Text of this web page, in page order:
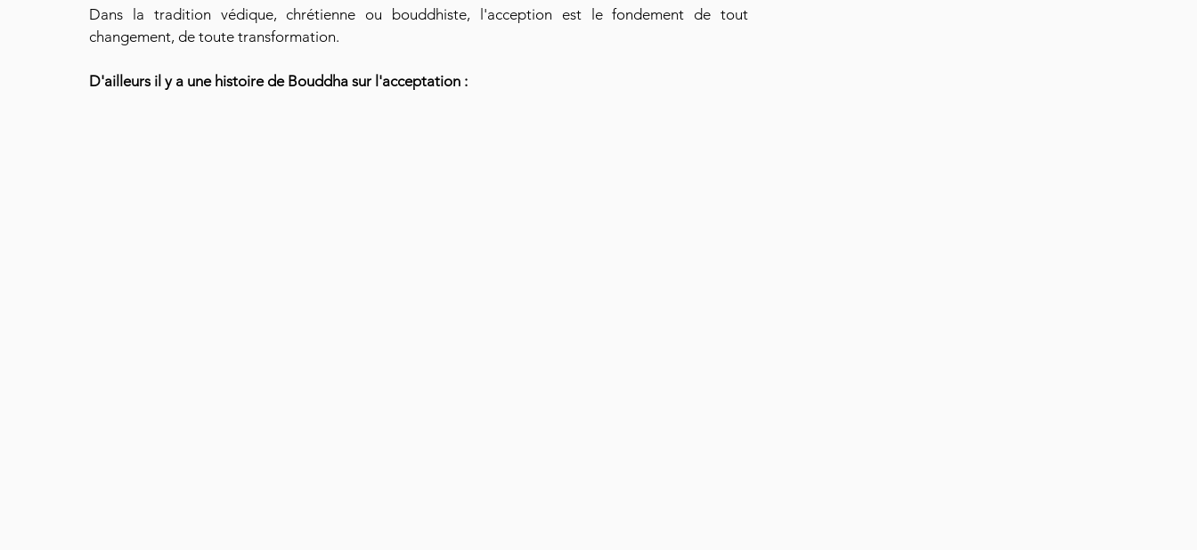
Dans la tradition védique, chrétienne ou bouddhiste, l'acception est le fondement de tout
changement, de toute transformation.
D'ailleurs il y a une histoire de Bouddha sur l'acceptation :